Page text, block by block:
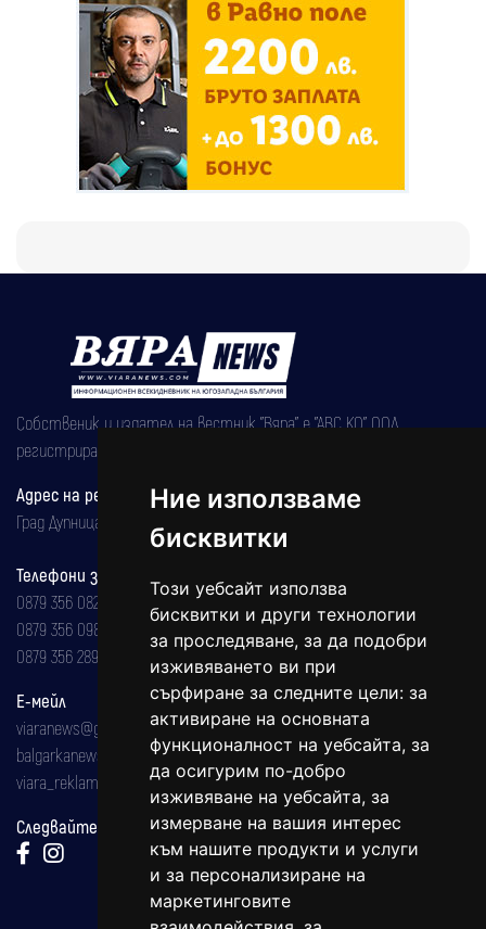
Ние използваме
бисквитки
Този уебсайт използва
бисквитки и други технологии
за проследяване, за да подобри
изживяването ви при
сърфиране за следните цели: за
активиране на основната
функционалност на уебсайта, за
да осигурим по-добро
изживяване на уебсайта, за
измерване на вашия интерес
към нашите продукти и услуги
и за персонализиране на
маркетинговите
Собственик и издател на вестник "Вяра" е "АВС КО" ООД,
регистрирана на 08.05.2002 година.
Адрес на редакцията
Град Дупница, ул.''Христо Ботев" 43
Телефони за реклама и абонаменти
0879 356 082
0879 356 098
0879 356 289
Е-мейл
viaranews@gmail.com
balgarkanews@gmail.com
viara_reklama@mail.bg
Следвайте ни: